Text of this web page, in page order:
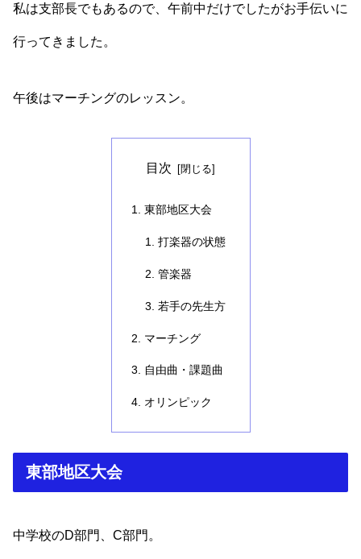
私は支部長でもあるので、午前中だけでしたがお手伝いに
行ってきました。
午後はマーチングのレッスン。
目次
東部地区大会
打楽器の状態
管楽器
若手の先生方
マーチング
自由曲・課題曲
オリンピック
東部地区大会
中学校のD部門、C部門。